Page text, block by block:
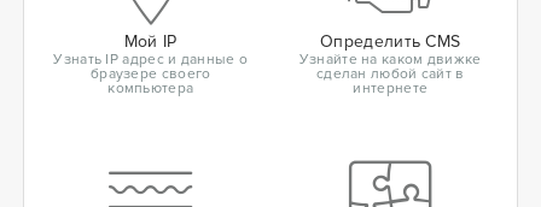
Мой IP
Узнать IP адрес и данные о
браузере своего
компьютера
Определить CMS
Узнайте на каком движке
сделан любой сайт в
интернете